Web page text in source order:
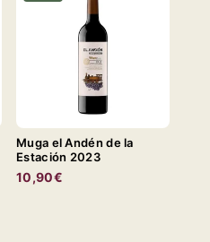
Muga el Andén de la
Estación 2023
10,90€